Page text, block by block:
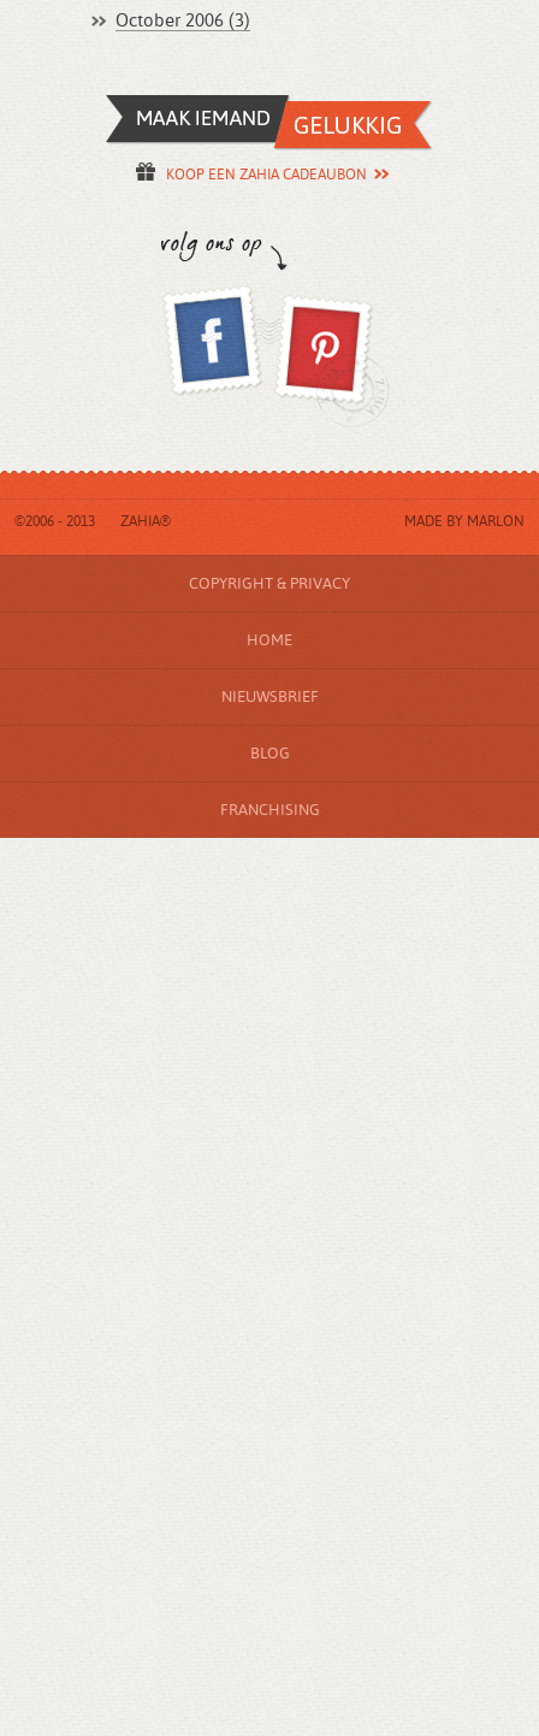
October 2006 (3)
KOOP EEN ZAHIA CADEAUBON
©2006 - 2013 ZAHIA® MADE BY MARLON
COPYRIGHT & PRIVACY
HOME
NIEUWSBRIEF
BLOG
FRANCHISING